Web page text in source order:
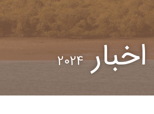
اخبار2024